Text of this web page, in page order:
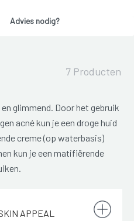
Advies nodig?
7 Producten
glimmend. Door het gebruik
acné kun je een droge huid
creme (op waterbasis)
kun je een matifiërende